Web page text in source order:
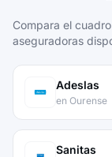
Compara el
aseguradoras
Adeslas
en Ourense
Sanitas